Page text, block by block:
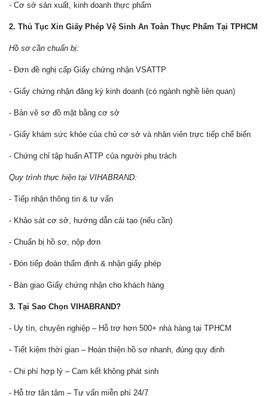
- Cơ sở sản xuất, kinh doanh thực phẩm
2. Thủ Tục Xin Giấy Phép Vệ Sinh An Toàn Thực Phẩm Tại TPHCM
Hồ sơ cần chuẩn bị:
- Đơn đề nghị cấp Giấy chứng nhận VSATTP
- Giấy chứng nhận đăng ký kinh doanh (có ngành nghề liên quan)
- Bản vẽ sơ đồ mặt bằng cơ sở
- Giấy khám sức khỏe của chủ cơ sở và nhân viên trực tiếp chế biến
- Chứng chỉ tập huấn ATTP của người phụ trách
Quy trình thực hiện tại VIHABRAND:
- Tiếp nhận thông tin & tư vấn
- Khảo sát cơ sở, hướng dẫn cải tạo (nếu cần)
- Chuẩn bị hồ sơ, nộp đơn
- Đón tiếp đoàn thẩm định & nhận giấy phép
- Bàn giao Giấy chứng nhận cho khách hàng
3. Tại Sao Chọn VIHABRAND?
- Uy tín, chuyên nghiệp – Hỗ trợ hơn 500+ nhà hàng tại TPHCM
- Tiết kiệm thời gian – Hoàn thiện hồ sơ nhanh, đúng quy định
- Chi phí hợp lý – Cam kết không phát sinh
- Hỗ trợ tận tâm – Tư vấn miễn phí 24/7